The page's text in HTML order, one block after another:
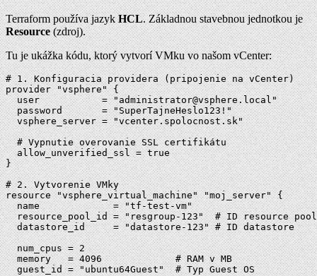
Terraform používa jazykHCL. Základnou stavebnou jednotkou je
Resource(zdroj).
Tu je ukážka kódu, ktorý vytvorí VMku vo našom vCenter:
# 1. Konfiguracia providera (pripojenie na vCenter)
provider "vsphere" {
  user           = "administrator@vsphere.local"
  password       = "SuperTajneHeslo123!"
  vsphere_server = "vcenter.spolocnost.sk"
  # Vypnutie overovanie SSL certifikátu
  allow_unverified_ssl = true
}
# 2. Vytvorenie VMky
resource "vsphere_virtual_machine" "moj_server" {
  name             = "tf-test-vm"
resource_pool_id = "resgroup-123"  # ID resource
  datastore_id     = "datastore-123" # ID datastore
  num_cpus = 2
  memory   = 4096             # RAM v MB
  guest_id = "ubuntu64Guest"  # Typ Guest OS